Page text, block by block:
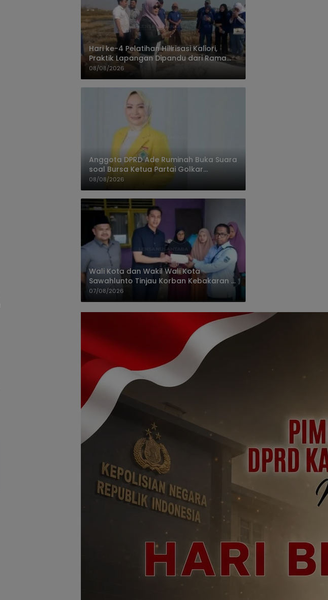
Hari ke-4 Pelatihan Hilirisasi Kaliori,
Praktik Lapangan Dipandu dari Rama
Shinta Cirebon
08/08/2026
Anggota DPRD Ade Ruminah Buka Suara
soal Bursa Ketua Partai Golkar
Pangandaran
08/08/2026
Wali Kota dan Wakil Wali Kota
Sawahlunto Tinjau Korban Kebakaran di
Sikalang, Pastikan Bantuan dan Perkuat
Mitigasi Bencana
07/08/2026